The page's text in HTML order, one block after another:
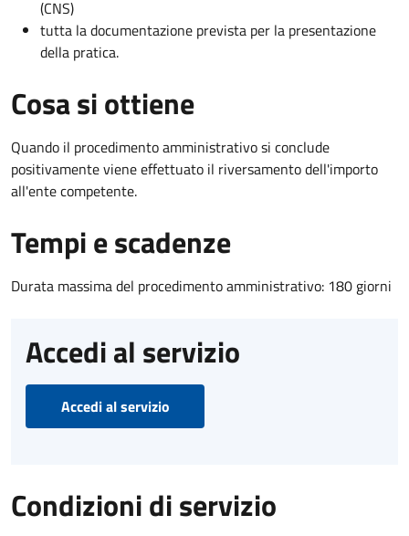
(CNS)
tutta la documentazione prevista per la presentazione
della pratica.
Cosa si ottiene
Quando il procedimento amministrativo si conclude
positivamente viene effettuato il riversamento dell'importo
all'ente competente.
Tempi e scadenze
Durata massima del procedimento amministrativo: 180 giorni
Accedi al servizio
Accedi al servizio
Condizioni di servizio